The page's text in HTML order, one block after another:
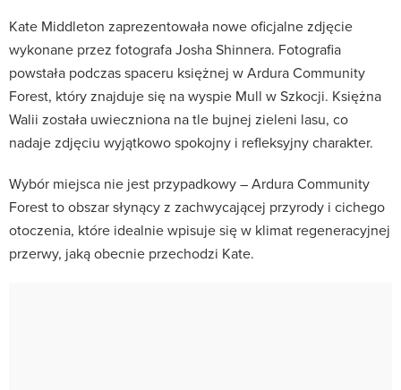
Kate Middleton zaprezentowała nowe oficjalne zdjęcie
wykonane przez fotografa Josha Shinnera. Fotografia
powstała podczas spaceru księżnej w Ardura Community
Forest, który znajduje się na wyspie Mull w Szkocji. Księżna
Walii została uwieczniona na tle bujnej zieleni lasu, co
nadaje zdjęciu wyjątkowo spokojny i refleksyjny charakter.
Wybór miejsca nie jest przypadkowy – Ardura Community
Forest to obszar słynący z zachwycającej przyrody i cichego
otoczenia, które idealnie wpisuje się w klimat regeneracyjnej
przerwy, jaką obecnie przechodzi Kate.